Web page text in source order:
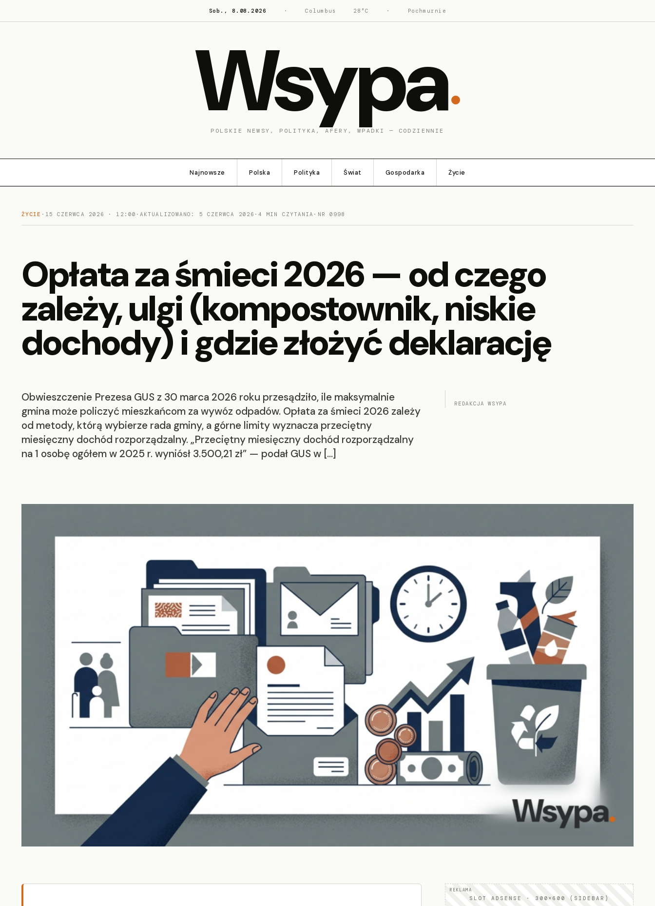
Sob., 8.08.2026 · Columbus 28°C · Pochmurnie
Wsypa
POLSKIE NEWSY, POLITYKA, AFERY, WPADKI — CODZIENNIE
Najnowsze Polska Polityka Świat Gospodarka Życie
ŻYCIE · 15 CZERWCA 2026 · 12:00 ·AKTUALIZOWANO: 5 CZERWCA 2026 ·4 MIN CZYTANIA · NR 0998
Opłata za śmieci 2026 — od czego
zależy, ulgi (kompostownik, niskie
dochody) i gdzie złożyć deklarację
Obwieszczenie Prezesa GUS z 30 marca 2026 roku przesądziło, ile maksymalnie
gmina może policzyć mieszkańcom za wywóz odpadów. Opłata za śmieci 2026 zależy
od metody, którą wybierze rada gminy, a górne limity wyznacza przeciętny
miesięczny dochód rozporządzalny. „Przeciętny miesięczny dochód rozporządzalny
na 1 osobę ogółem w 2025 r. wyniósł 3.500,21 zł” — podał GUS w […]
REDAKCJA WSYPA
SLOT ADSENSE · 300×600 (SIDEBAR)